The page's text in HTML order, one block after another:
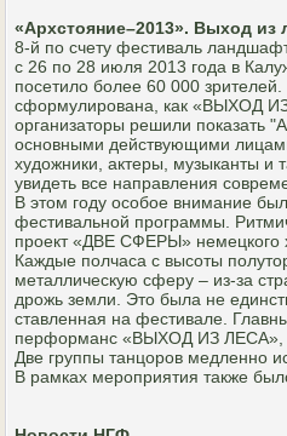
«Архстояние–2013». Выход из
8-й по счету фестиваль
с 26 по 28 июля 2013 года в
посетило более 60 000
сформулирована, как «ВЫХОД
организаторы решили показать
основными действующими
художники, актеры, музыканты и
увидеть все направления
В этом году особое внимание
фестивальной программы.
проект «ДВЕ СФЕРЫ»
Каждые полчаса с высоты
металлическую сферу – из-за
дрожь земли. Это была не
ставленная на фестивале.
перформанс «ВЫХОД ИЗ ЛЕСА»,
Две группы танцоров медленно
В рамках мероприятия также